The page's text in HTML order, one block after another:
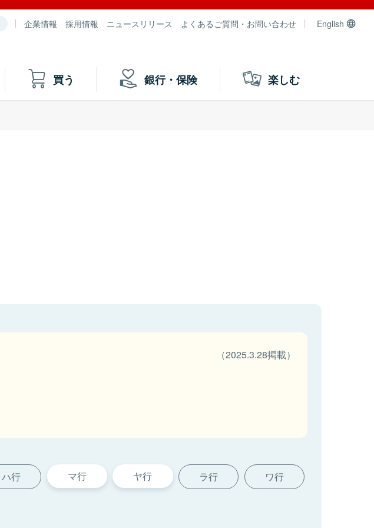
企業情報 採用情報 ニュースリリース よくあるご質問・お問い合わせ English
買う 銀行・保険 楽しむ
（2025.3.28掲載）
ハ行 マ行 ヤ行 ラ行 ワ行